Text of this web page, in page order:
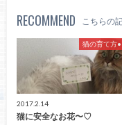
RECOMMEND こちらの
猫の育て方
2017.2.14
猫に安全なお花〜♡